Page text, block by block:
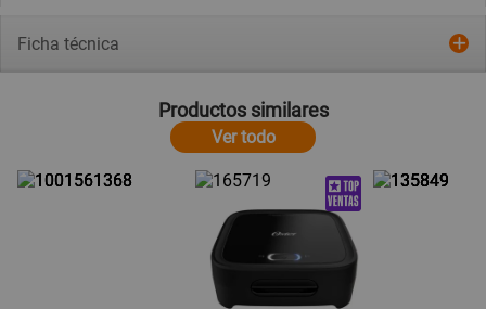
Ficha técnica
Productos similares
Ver todo